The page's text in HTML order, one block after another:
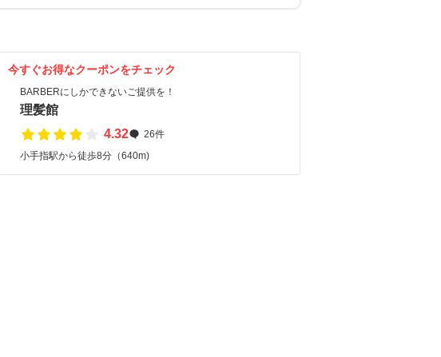
今すぐお得なクーポンをチェック
BARBERにしかできないご提供を！
理髪館
4.32
26件
小手指駅から徒歩8分（640m)